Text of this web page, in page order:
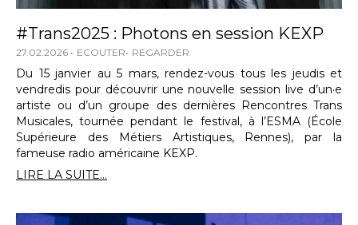
#Trans2025 : Photons en session KEXP
27.02.2026 ECOUTER REGARDER
Du 15 janvier au 5 mars, rendez-vous tous les jeudis et
vendredis pour découvrir une nouvelle session live d’un·e
artiste ou d’un groupe des dernières Rencontres Trans
Musicales, tournée pendant le festival, à l’ESMA (École
Supérieure des Métiers Artistiques, Rennes), par la
fameuse radio américaine KEXP.
LIRE LA SUITE...